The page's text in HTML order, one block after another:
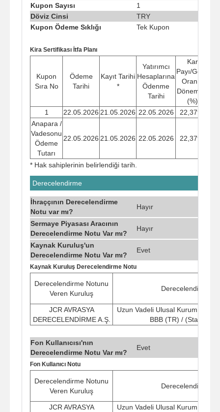
Kupon Sayısı
1
Döviz Cinsi
TRY
Kupon Ödeme Sıklığı
Tek Kupon
Kira Sertifikası İtfa Planı
Kupon
Sıra No
Ödeme
Tarihi
Kayıt Tarihi
*
Yatırımcı
Hesaplarına
Ödenme
Tarihi
Kar
Payı/Getiri
Oranı -
Dönemsel
(%)
1 22.05.2026 21.05.2026 22.05.2026 22,3794
Anapara /
Vadesonu
Ödeme
Tutarı
22.05.2026 21.05.2026 22.05.2026 22,3794
* Hak sahiplerinin belirlendiği tarih.
Derecelendirme
İhraççının Derecelendirme
Notu var mı?
Hayır
Sermaye Piyasası Aracının
Derecelendirme Notu Var mı?
Hayır
Kaynak Kuruluş'un
Derecelendirme Notu Var mı?
Evet
Kaynak Kuruluş Derecelendirme Notu
Derecelendirme Notunu
Veren Kuruluş
Derecelendirme
JCR AVRASYA
DERECELENDİRME A.Ş.
Uzun Vadeli Ulusal Kurum Kredi
BBB (TR) / (Stabil
Fon Kullanıcısı'nın
Derecelendirme Notu Var mı?
Evet
Fon Kullanıcı Notu
Derecelendirme Notunu
Veren Kuruluş
Derecelendirme
JCR AVRASYA
Uzun Vadeli Ulusal Kurum Kredi